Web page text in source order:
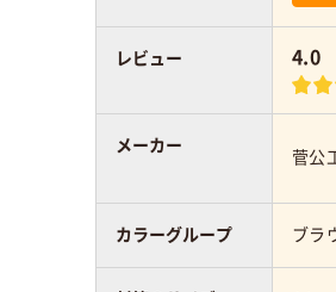
4.0
菅公
ブラ
レビュー
メーカー
カラーグループ